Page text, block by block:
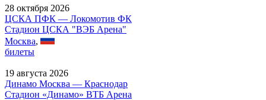
28 октября 2026
ЦСКА ПФК — Локомотив ФК
Стадион ЦСКА "ВЭБ Арена"
Москва,
билеты
19 августа 2026
Динамо Москва — Краснодар
Стадион «Динамо» ВТБ Арена